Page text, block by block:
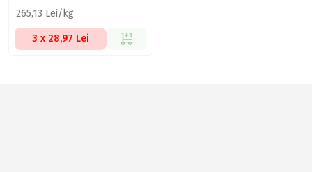
265,13 Lei/kg
3 x 28,97 Lei